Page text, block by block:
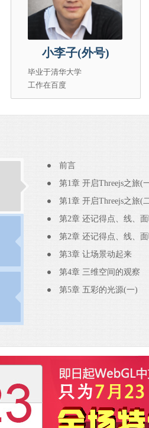
小李子(外号)
毕业于清华大学
工作在百度
前言
第1章 开启Threejs之旅(
第1章 开启Threejs之旅(
第2章 还记得点、线、面
第2章 还记得点、线、
第3章 让场景动起来
第4章 三维空间的观察
第5章 五彩的光源(一)